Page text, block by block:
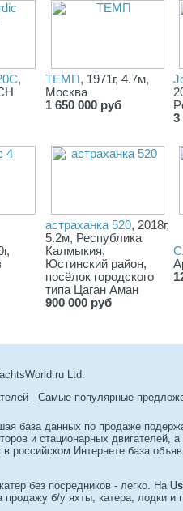
,
ТЕМП, 1971г, 4.7м,
Москва
1 650 000 руб
3
астраханка 520, 2018г,
5.2м, Республика
Калмыкия,
Юстинский район,
посёлок городского
типа Цаган Аман
900 000 руб
Ltd.
Самые популярные
база данных по продаже
и стационарных двигателей,
российском Интернете база
без посредников - легко. На
продажу б/у яхты, катера, лодки и